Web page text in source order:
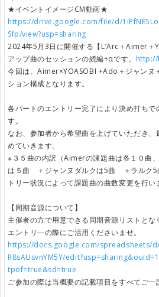
★イベントイメージCM動画★
https://drive.google.com/file/d/
Sfp/view?usp=sharing
2024年5月3日に開催する【L’Arc＋Aimer＋
アップ曲のセッションの続編+αです。 http://
今回は、Aimer×YOASOBI +Ado＋ジャンヌ
ション構成となります。
各パートのエントリー完了により決め打ちで
す。
なお、参加者から希望曲を上げていただき
めていきます。
※３５曲の内訳（Aimerの課題曲は各１０曲
は５曲 ＋ジャンヌダルクは5曲 ＋ラルク5
トリー状況によって課題曲の曲数変更を行い
【同期音源について】
主催者の方で用意できる同期音源リストとな
エントリ―の際にご活用くださいませ。
https://docs.google.com/spreadsheets/d/
R8sAUsvnYM5Y/
tpof=true&sd=true
ご参加の際は当概要の記載項目をすべてご